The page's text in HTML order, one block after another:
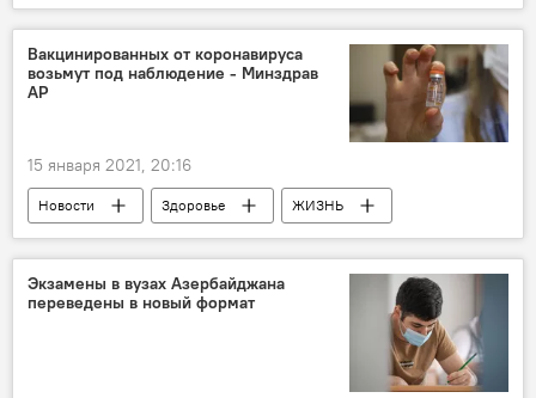
Азербайджан
карантин
полиция
Вакцинированных от коронавируса
возьмут под наблюдение - Минздрав
АР
15 января 2021, 20:16
Новости Здоровье
ЖИЗНЬ
Азербайджан
Вакцинация
Коронавирус
поликлиника
Экзамены в вузах Азербайджана
переведены в новый формат